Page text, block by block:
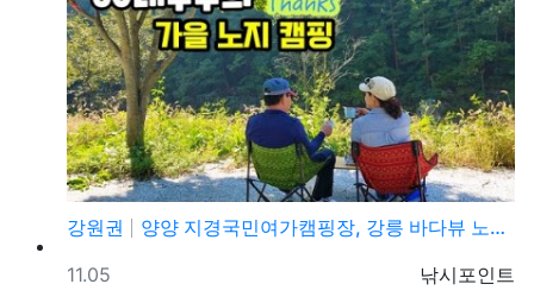
강원권
양양 지경국민여가캠핑장, 강릉 바다뷰 노지 차박캠핑 가…
등록자
낚시포인트
등록일
11.05